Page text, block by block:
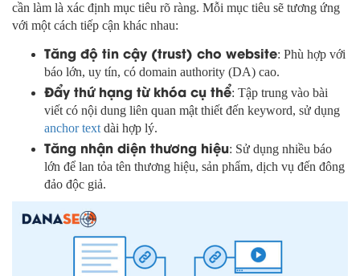
cần làm là xác định mục tiêu rõ ràng. Mỗi mục tiêu sẽ tương ứng
với một cách tiếp cận khác nhau:
Tăng độ tin cậy (trust) cho website: Phù hợp với
báo lớn, uy tín, có domain authority (DA) cao.
Đẩy thứ hạng từ khóa cụ thể: Tập trung vào bài
viết có nội dung liên quan mật thiết đến keyword, sử dụng
anchor text dài hợp lý.
Tăng nhận diện thương hiệu: Sử dụng nhiều báo
lớn để lan tỏa tên thương hiệu, sản phẩm, dịch vụ đến đông
đảo độc giả.